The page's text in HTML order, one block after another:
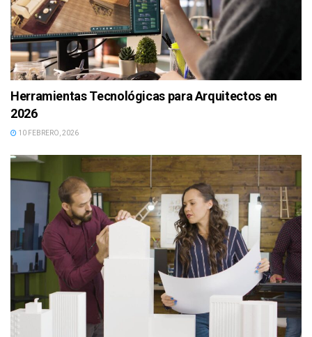
Herramientas Tecnológicas para Arquitectos en
2026
10 FEBRERO, 2026